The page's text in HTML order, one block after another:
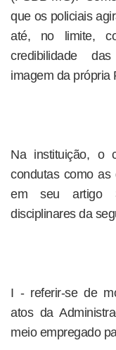
que os policiais
até, no limite,
credibilidade
imagem da própria
Na instituição, o
condutas como as
em seu artigo
disciplinares da
I - referir-se de
atos da
meio empregado